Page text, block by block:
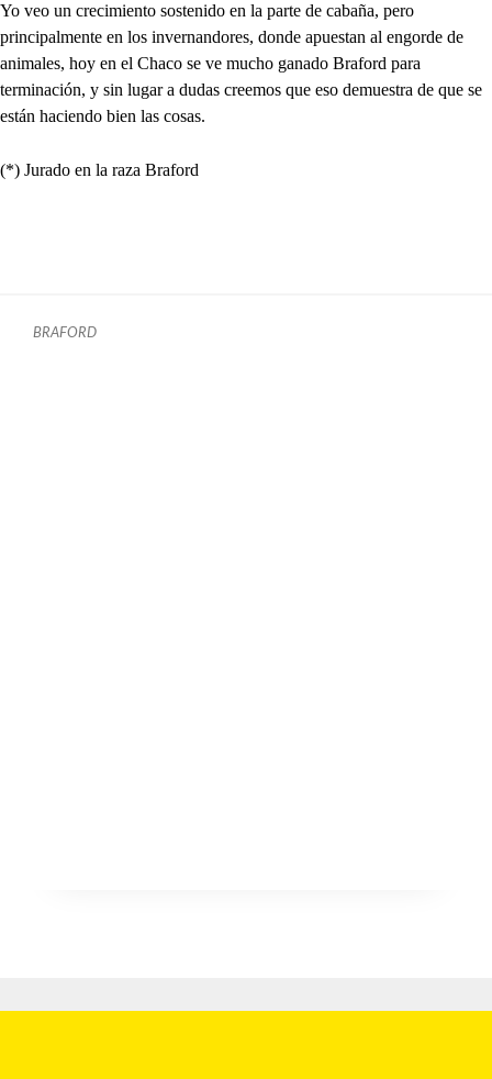
Yo veo un crecimiento sostenido en la parte de cabaña, pero
principalmente en los invernandores, donde apuestan al engorde de
animales, hoy en el Chaco se ve mucho ganado Braford para
terminación, y sin lugar a dudas creemos que eso demuestra de que se
están haciendo bien las cosas.
(*) Jurado en la raza Braford
BRAFORD